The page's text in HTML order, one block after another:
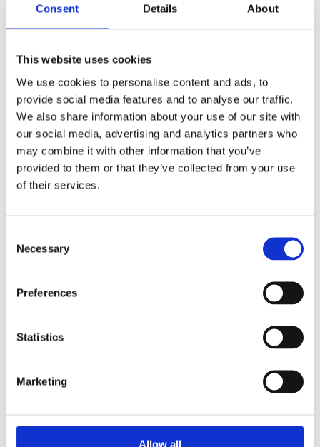
Consent Details About
This website uses cookies
We use cookies to personalise content and ads, to
provide social media features and to analyse our traffic.
We also share information about your use of our site with
our social media, advertising and analytics partners who
may combine it with other information that you’ve
provided to them or that they’ve collected from your use
of their services.
Selection
Necessary
Preferences
Statistics
Marketing
Allow all
Lämna ett svar
märkta*
Kommentar*
Webbplats
webbläsare till nästa gång jag skriver en kommentar.
Bättre likviditet – så gör du!
PostNord delar ut brev varannan dag.